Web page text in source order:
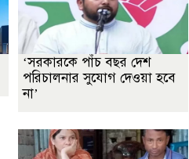
‘সরকারকে পাঁচ বছর দেশ
পরিচালনার সুযোগ দেওয়া হবে
না’